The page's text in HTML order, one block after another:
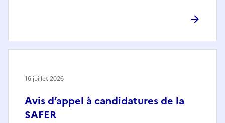
Avis d’appel à candidatures de la
SAFER
16 juillet 2026